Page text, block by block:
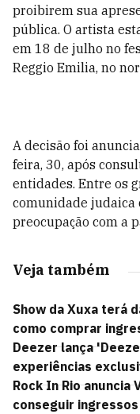
proibirem sua
pública. O artista
em 18 de julho no
Reggio Emilia, no
A decisão foi
feira, 30, após
entidades. Entre os
comunidade judaica
preocupação com a
Veja também
Show da Xuxa terá
como comprar
Deezer lança
experiências
Rock In Rio anuncia
conseguir ingressos